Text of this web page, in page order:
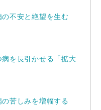
不安と絶望を生む
を長引かせる「拡大
苦しみを増幅する